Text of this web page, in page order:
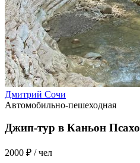
Дмитрий Сочи
Автомобильно-пешеходная
Джип-тур в Каньон Псахо
2000 ₽ / чел